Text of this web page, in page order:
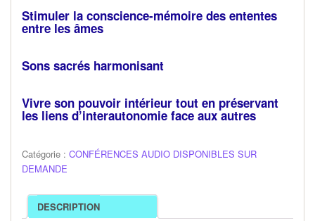
Stimuler la conscience-mémoire des ententes
entre les âmes
Sons sacrés harmonisant
Vivre son pouvoir intérieur tout en préservant
les liens d’interautonomie face aux autres
Catégorie : CONFÉRENCES AUDIO DISPONIBLES SUR
DEMANDE
DESCRIPTION